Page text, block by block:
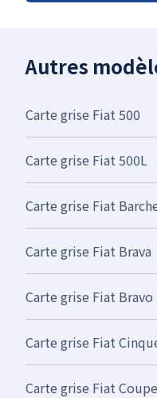
Autres
Carte grise Fiat 500
Carte grise Fiat 500L
Carte grise Fiat
Carte grise Fiat Brava
Carte grise Fiat Bravo
Carte grise Fiat
Carte grise Fiat Coupe